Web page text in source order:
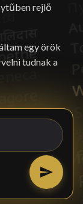
rejlő
egy örök
tudnak a